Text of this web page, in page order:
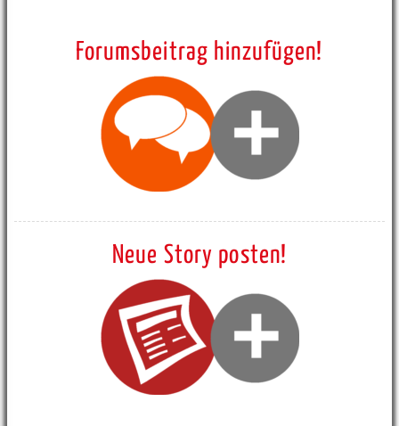
Forumsbeitrag hinzufügen!
Neue Story posten!